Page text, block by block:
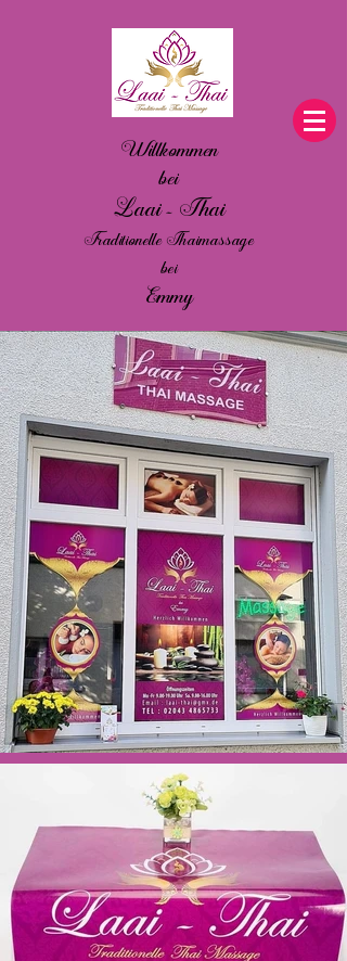
Willkommen
bei
Laai - Thai
Traditionelle Thaimassage
bei
Emmy